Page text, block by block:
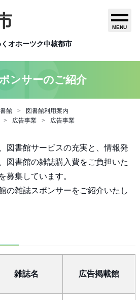
オホーツク中核都市
MENU
ンサーのご紹介
館
図書館利用案内
広告事業 広告事業
図書館サービスの充実と、情報発
図書館の雑誌購入費をご負担いた
募集しています。
の雑誌スポンサーをご紹介いたし
雑誌名 広告掲載館